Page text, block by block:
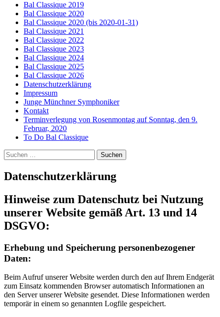
Bal Classique 2019
Bal Classique 2020
Bal Classique 2020 (bis 2020-01-31)
Bal Classique 2021
Bal Classique 2022
Bal Classique 2023
Bal Classique 2024
Bal Classique 2025
Bal Classique 2026
Datenschutzerklärung
Impressum
Junge Münchner Symphoniker
Kontakt
Terminverlegung von Rosenmontag auf Sonntag, den 9.
Februar, 2020
To Do Bal Classique
Suchen
nach:
Datenschutzerklärung
Hinweise zum Datenschutz bei Nutzung
unserer Website gemäß Art. 13 und 14
DSGVO:
Erhebung und Speicherung personenbezogener
Daten:
Beim Aufruf unserer Website werden durch den auf Ihrem Endgerät
zum Einsatz kommenden Browser automatisch Informationen an
den Server unserer Website gesendet. Diese Informationen werden
temporär in einem so genannten Logfile gespeichert.